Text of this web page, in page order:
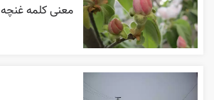
معنی کلمه غنچه